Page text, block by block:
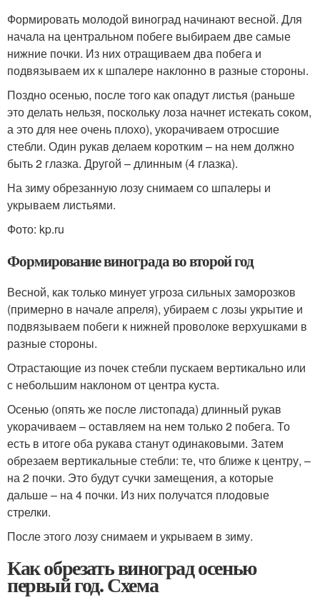
Формировать молодой виноград начинают весной. Для
начала на центральном побеге выбираем две самые
нижние почки. Из них отращиваем два побега и
подвязываем их к шпалере наклонно в разные стороны.
Поздно осенью, после того как опадут листья (раньше
это делать нельзя, поскольку лоза начнет истекать соком,
а это для нее очень плохо), укорачиваем отросшие
стебли. Один рукав делаем коротким – на нем должно
быть 2 глазка. Другой – длинным (4 глазка).
На зиму обрезанную лозу снимаем со шпалеры и
укрываем листьями.
Фото: kp.ru
Формирование винограда во второй год
Весной, как только минует угроза сильных заморозков
(примерно в начале апреля), убираем с лозы укрытие и
подвязываем побеги к нижней проволоке верхушками в
разные стороны.
Отрастающие из почек стебли пускаем вертикально или
с небольшим наклоном от центра куста.
Осенью (опять же после листопада) длинный рукав
укорачиваем – оставляем на нем только 2 побега. То
есть в итоге оба рукава станут одинаковыми. Затем
обрезаем вертикальные стебли: те, что ближе к центру, –
на 2 почки. Это будут сучки замещения, а которые
дальше – на 4 почки. Из них получатся плодовые
стрелки.
После этого лозу снимаем и укрываем в зиму.
Как обрезать виноград осенью
первый год. Схема